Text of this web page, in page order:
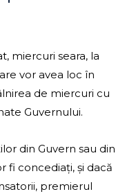
miercuri seara, la
vor avea loc în
de miercuri cu
Guvernului.
din Guvern sau din
fi concediați, și dacă
premierul